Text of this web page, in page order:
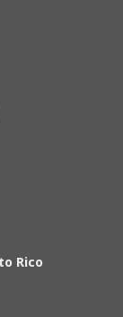
Rico